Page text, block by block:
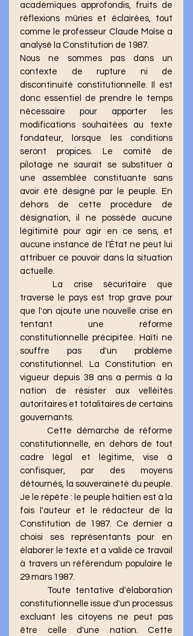
académiques approfondis, fruits de
réflexions mûries et éclairées, tout
comme le professeur Claude Moïse a
analysé la Constitution de 1987.
Nous ne sommes pas dans un
contexte de rupture ni de
discontinuité constitutionnelle. Il est
donc essentiel de prendre le temps
nécessaire pour apporter les
modifications souhaitées au texte
fondateur, lorsque les conditions
seront propices. Le comité de
pilotage ne saurait se substituer à
une assemblée constituante sans
avoir été désigné par le peuple. En
dehors de cette procédure de
désignation, il ne possède aucune
légitimité pour agir en ce sens, et
aucune instance de l'État ne peut lui
attribuer ce pouvoir dans la situation
actuelle.
traverse le pays est trop grave pour
que l'on ajoute une nouvelle crise en
tentant une réforme
constitutionnelle précipitée. Haïti ne
souffre pas d'un problème
constitutionnel. La Constitution en
vigueur depuis 38 ans a permis à la
nation de résister aux velléités
autoritaires et totalitaires de certains
gouvernants.
constitutionnelle, en dehors de tout
cadre légal et légitime, vise à
confisquer, par des moyens
détournés, la souveraineté du peuple.
Je le répète : le peuple haïtien est à la
fois l'auteur et le rédacteur de la
Constitution de 1987. Ce dernier a
choisi ses représentants pour en
élaborer le texte et a validé ce travail
à travers un référendum populaire le
29 mars 1987.
constitutionnelle issue d'un processus
excluant les citoyens ne peut pas
être celle d'une nation. Cette